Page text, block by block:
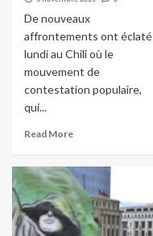
De nouveaux
affrontements ont éclaté
lundi au Chili où le
mouvement de
contestation populaire,
qui...
Read More